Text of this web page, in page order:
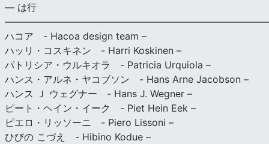
— は行
ハコア - Hacoa design team –
ハッリ・コスキネン - Harri Koskinen –
パトリシア・ウルキオラ - Patricia Urquiola –
ハンス・アルネ・ヤコブソン - Hans Arne Jacobson –
ハンス Ｊ ウェグナー - Hans J. Wegner –
ピート・ヘイン・イーク - Piet Hein Eek –
ピエロ・リッソーニ - Piero Lissoni –
ひびの こづえ - Hibino Kodue –